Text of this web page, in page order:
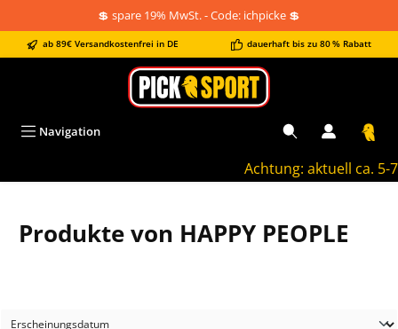
💲 spare 19% MwSt. - Code: ichpicke 💲
ab 89€ Versandkostenfrei in DE dauerhaft bis zu 80 % Rabatt
Achtung: aktuell ca. 5-
Navigation
Produkte von HAPPY PEOPLE